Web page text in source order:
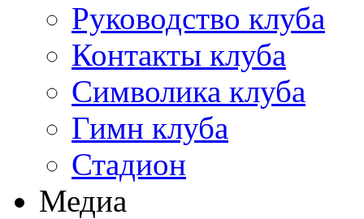
Руководство клуба
Контакты клуба
Символика клуба
Гимн клуба
Стадион
Медиа